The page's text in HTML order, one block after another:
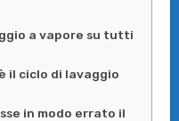
a vapore su tutti
il ciclo di lavaggio
in modo errato il